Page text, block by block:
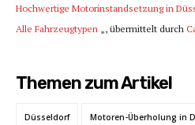
Hochwertige Motorinstandsetzung in
Alle Fahrzeugtypen „, übermittelt durch
Themen zum Artikel
Düsseldorf Motoren-Überholung in